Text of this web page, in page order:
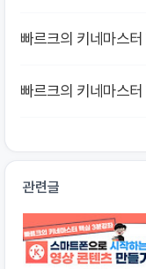
빠르크의 키네마스
빠르크의 키네마스
관련글